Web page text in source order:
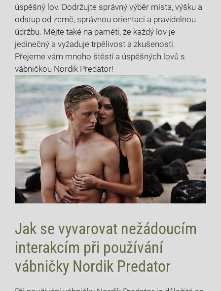
úspěšný lov. Dodržujte správný výběr místa, výšku a
odstup od země, správnou orientaci a pravidelnou
údržbu. Mějte také na paměti, že každý lov je
jedinečný a vyžaduje trpělivost a zkušenosti.
Přejeme vám mnoho štěstí a úspěšných lovů s
vábničkou Nordik Predator!
Jak se vyvarovat nežádoucím
interakcím při používání
vábničky Nordik Predator